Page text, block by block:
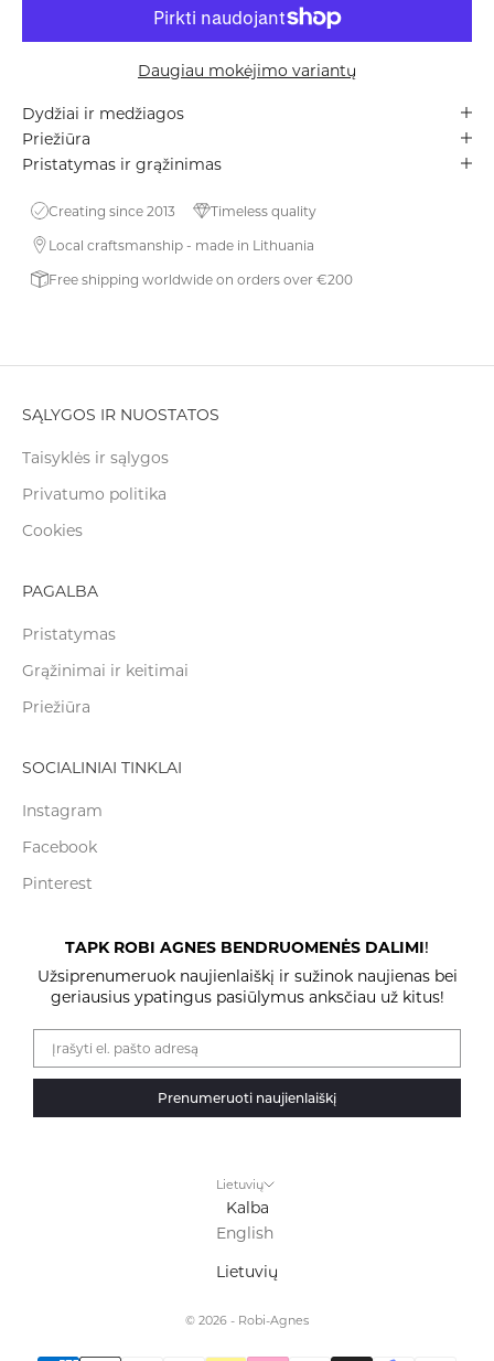
Daugiau mokėjimo variantų
Dydžiai ir medžiagos
Priežiūra
Pristatymas ir grąžinimas
Creating since 2013
Timeless quality
Local craftsmanship - made in Lithuania
Free shipping worldwide on orders over €200
SĄLYGOS IR NUOSTATOS
Taisyklės ir sąlygos
Privatumo politika
Cookies
PAGALBA
Pristatymas
Grąžinimai ir keitimai
Priežiūra
SOCIALINIAI TINKLAI
Instagram
Facebook
Pinterest
TAPK ROBI AGNES BENDRUOMENĖS DALIMI!
Užsiprenumeruok naujienlaiškį ir sužinok naujienas bei
geriausius ypatingus pasiūlymus anksčiau už kitus!
Prenumeruoti naujienlaiškį
Lietuvių
Kalba
English
Lietuvių
© 2026 - Robi-Agnes